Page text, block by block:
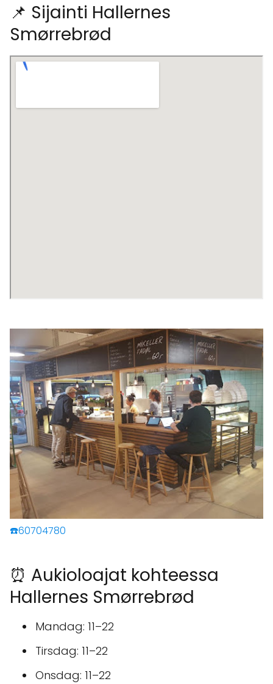
📌 Sijainti Hallernes
Smørrebrød
☎️60704780
⏰ Aukioloajat kohteessa
Hallernes Smørrebrød
Mandag: 11–22
Tirsdag: 11–22
Onsdag: 11–22